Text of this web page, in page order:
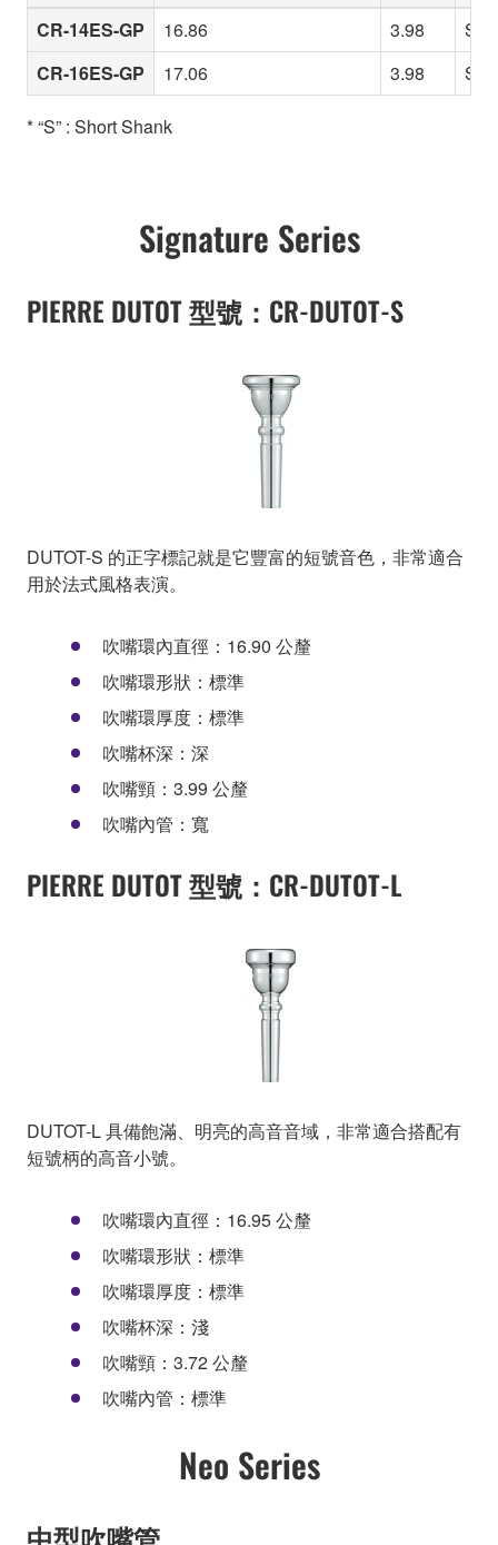
CR-14ES-GP
16.86 3.98
CR-16ES-GP
17.06 3.98
* “S” : Short Shank
Signature Series
PIERRE DUTOT 型號：CR-DUTOT-S
DUTOT-S 的正字標記就是它豐富的短號音色，非常適合
用於法式風格表演。
吹嘴環內直徑：16.90 公釐
吹嘴環形狀：標準
吹嘴環厚度：標準
吹嘴杯深：深
吹嘴頸：3.99 公釐
吹嘴內管：寬
PIERRE DUTOT 型號：CR-DUTOT-L
DUTOT-L 具備飽滿、明亮的高音音域，非常適合搭配有
短號柄的高音小號。
吹嘴環內直徑：16.95 公釐
吹嘴環形狀：標準
吹嘴環厚度：標準
吹嘴杯深：淺
吹嘴頸：3.72 公釐
吹嘴內管：標準
Neo Series